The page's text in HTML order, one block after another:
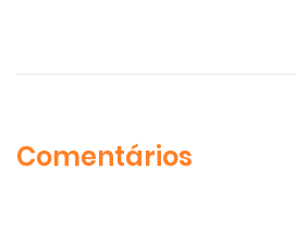
Comentários